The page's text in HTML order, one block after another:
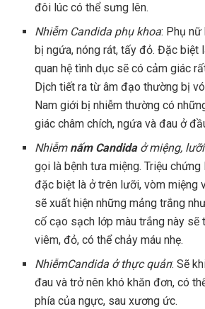
đôi lúc có thể sưng lên.
NhiễmCandida phụ khoa: Phụ nữ
bị ngứa, nóng rát, tấy đỏ. Đặc biệt
quan hệ tình dục sẽ có cảm giác
Dịch tiết ra từ âm đạo thường bị
Nam giới bị nhiễm thường có
giác châm chích, ngứa và đau ở
Nhiễm nấm Candidaở miệng,
gọi là bệnh tưa miệng. Triệu
đặc biệt là ở trên lưỡi, vòm miệng
sẽ xuất hiện những mảng trắng
cố cạo sạch lớp màu trắng này sẽ
viêm, đỏ, có thể chảy máu nhẹ.
NhiễmCandida ở thực quản: Sẽ
đau và trở nên khó khăn đơn, có
phía của ngực, sau xương ức.